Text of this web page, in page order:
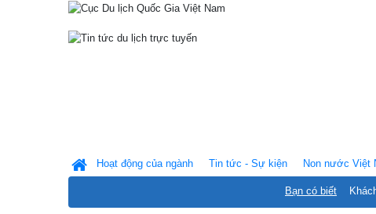
Hoạt động của ngành Tin tức - Sự kiện Non nước Việt
Bạn có biết